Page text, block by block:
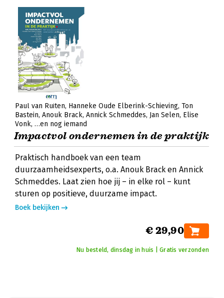
Paul van Ruiten Hanneke Oude Elberink-Schieving Ton
Bastein Anouk Brack Annick Schmeddes Jan Selen Elise
Vonk …en nog iemand
Impactvol ondernemen in de praktijk
Praktisch handboek van een team
duurzaamheidsexperts, o.a. Anouk Brack en Annick
Schmeddes. Laat zien hoe jij – in elke rol – kunt
sturen op positieve, duurzame impact.
Boek bekijken
€ 29,90
Nu besteld, dinsdag in huis | Gratis verzonden